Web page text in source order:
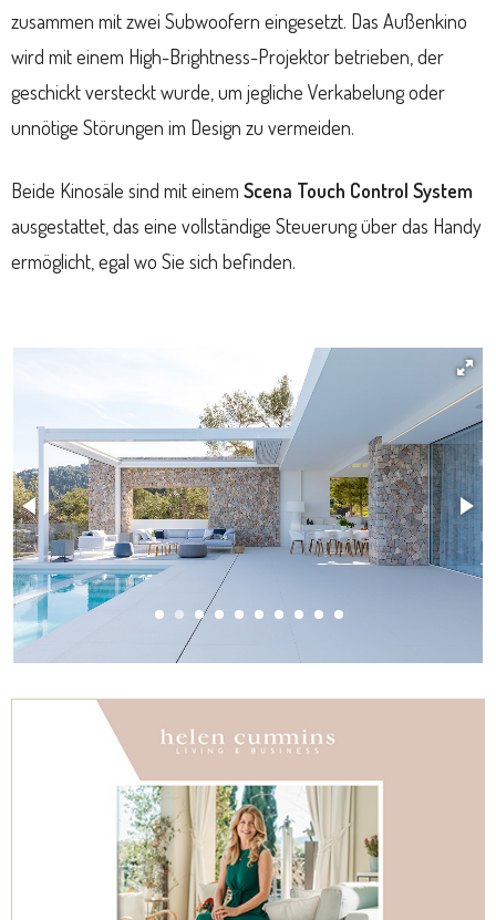
zusammen mit zwei Subwoofern eingesetzt. Das Außenkino
wird mit einem High-Brightness-Projektor betrieben, der
geschickt versteckt wurde, um jegliche Verkabelung oder
unnötige Störungen im Design zu vermeiden.
Beide Kinosäle sind mit einem Scena Touch Control System
ausgestattet, das eine vollständige Steuerung über das Handy
ermöglicht, egal wo Sie sich befinden.